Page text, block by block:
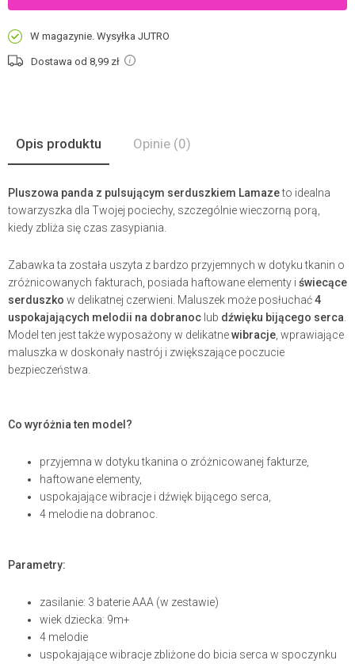
W magazynie. Wysyłka JUTRO
Dostawa od 8,99 zł
Opis produktu Opinie (0)
Pluszowa panda z pulsującym serduszkiem Lamazeto idealna
towarzyszka dla Twojej pociechy, szczególnie wieczorną porą,
kiedy zbliża się czas zasypiania.
Zabawka ta została uszyta z bardzo przyjemnych w dotyku tkanin o
zróżnicowanych fakturach, posiada haftowane elementy i świecące
serduszko w delikatnej czerwieni. Maluszek może posłuchać4
uspokajających melodii na dobranoc lub dźwięku bijącego serca
Model ten jest także wyposażony w delikatnewibracje , wprawiające
maluszka w doskonały nastrój i zwiększające poczucie
bezpieczeństwa.
Co wyróżnia ten model?
przyjemna w dotyku tkanina o zróżnicowanej fakturze,
haftowane elementy,
uspokajające wibracje i dźwięk bijącego serca,
4 melodie na dobranoc.
Parametry:
zasilanie: 3 baterie AAA (w zestawie)
wiek dziecka: 9m+
4 melodie
uspokajające wibracje zbliżone do bicia serca w spoczynku